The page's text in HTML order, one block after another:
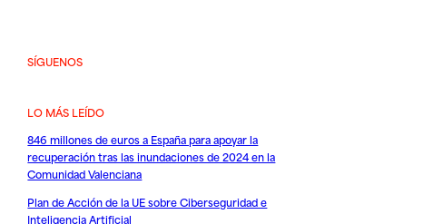
SÍGUENOS
LO MÁS LEÍDO
846 millones de euros a España para apoyar la
recuperación tras las inundaciones de 2024 en la
Comunidad Valenciana
Plan de Acción de la UE sobre Ciberseguridad e
Inteligencia Artificial